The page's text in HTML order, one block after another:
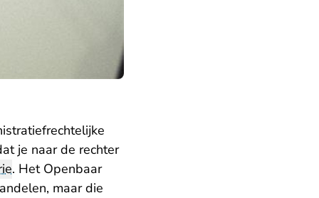
je naar de rechter
. Het Openbaar
maar die